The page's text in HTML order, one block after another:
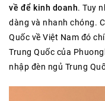
về để kinh doanh. Tuy
dàng và nhanh chóng.
Quốc về Việt Nam đó
Trung Quốc của
nhập đèn ngủ Trung